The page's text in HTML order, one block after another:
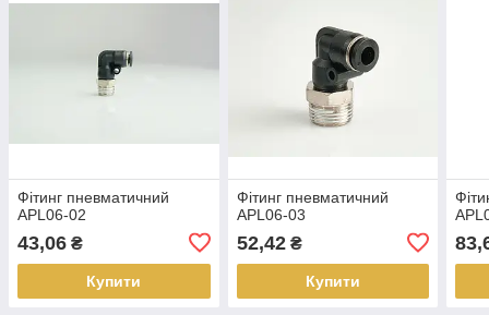
Фітинг пневматичний
APL06-02
43,06 ₴
Купити
Фітинг пневматичний
APL06-03
52,42₴
Купити